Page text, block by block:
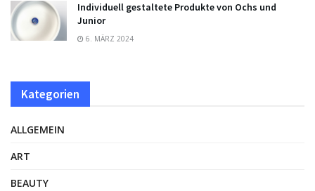
Individuell gestaltete Produkte von Ochs und
Junior
6. MÄRZ 2024
Kategorien
ALLGEMEIN
ART
BEAUTY